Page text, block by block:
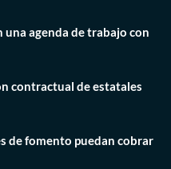
una agenda de trabajo con
contractual de estatales
de fomento puedan cobrar